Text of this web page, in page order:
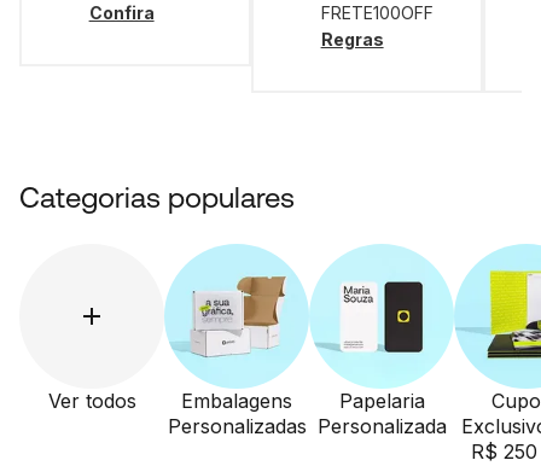
Confira
FRETE100OFF
Regras
Categorias populares
Embalagens
Personalizadas
Papelaria
Personalizada
R$
Ver todos